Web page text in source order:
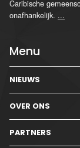
Caribische
onafhankelijk. ...
Menu
NIEUWS
OVER ONS
PARTNERS